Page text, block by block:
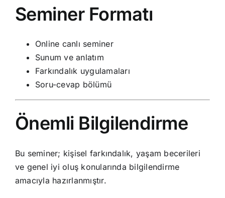
Seminer Formatı
Online canlı seminer
Sunum ve anlatım
Farkındalık uygulamaları
Soru-cevap bölümü
Önemli Bilgilendirme
Bu seminer; kişisel farkındalık, yaşam becerileri
ve genel iyi oluş konularında bilgilendirme
amacıyla hazırlanmıştır.